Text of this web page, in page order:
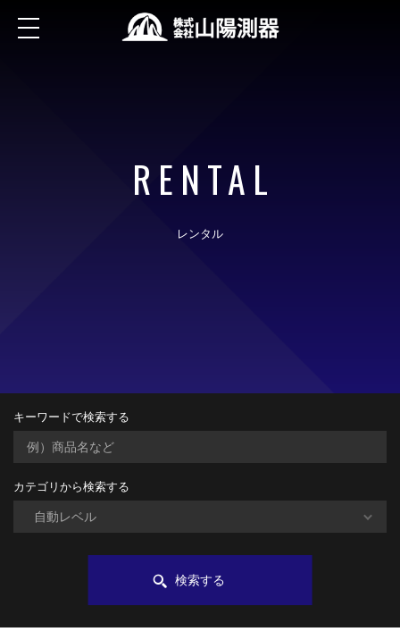
RENTAL
レンタル
キーワードで検索する
カテゴリから検索する
検索する